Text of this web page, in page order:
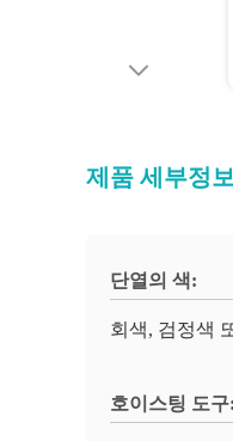
제품 세부정
단열의 색:
회색, 검정색
호이스팅 도구: